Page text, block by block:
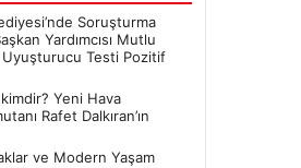
Soruşturma
Yardımcısı Mutlu
Uyuşturucu Testi Pozitif
Yeni Hava
Rafet Dalkıran’ın
ve Modern Yaşam